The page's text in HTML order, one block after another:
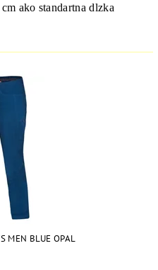
ako standartna dlzka
MEN BLUE OPAL